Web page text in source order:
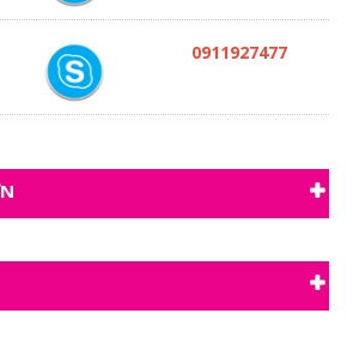
0911927477